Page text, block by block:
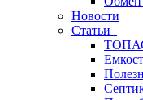
Новости
Статьи